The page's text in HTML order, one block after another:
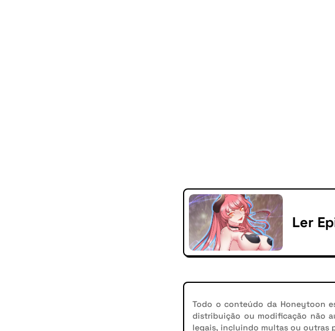
Ler
Todo o conteúdo da Honeytoon
distribuição ou modificação não
legais, incluindo multas ou outras